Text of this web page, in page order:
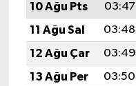
10 Ağu Pts
03:47
11 Ağu Sal
03:48
12 Ağu Çar
03:49
13 Ağu Per
03:50